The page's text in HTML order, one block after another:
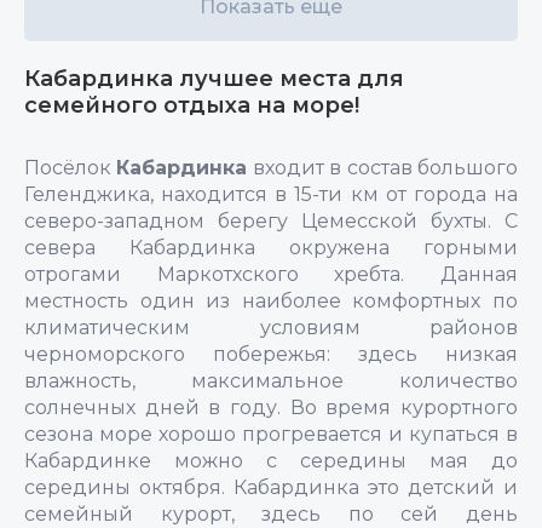
Показать еще
Кабардинка лучшее места для
семейного отдыха на море!
Посёлок Кабардинка входит в состав большого
Геленджика, находится в 15-ти км от города на
северо-западном берегу Цемесской бухты. С
севера Кабардинка окружена горными
отрогами Маркотхского хребта. Данная
местность один из наиболее комфортных по
климатическим условиям районов
черноморского побережья: здесь низкая
влажность, максимальное количество
солнечных дней в году. Во время курортного
сезона море хорошо прогревается и купаться в
Кабардинке можно с середины мая до
середины октября. Кабардинка это детский и
семейный курорт, здесь по сей день